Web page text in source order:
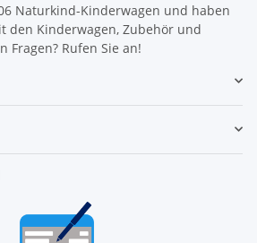
Naturkind-Kinderwagen und haben
den Kinderwagen, Zubehör und
Fragen? Rufen Sie an!